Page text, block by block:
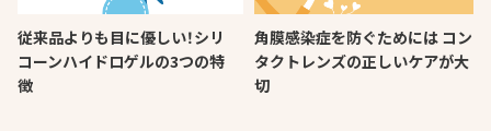
従来品よりも目に優しい！シリ
コーンハイドロゲルの3つの特
徴
角膜感染症を防ぐためには コン
タクトレンズの正しいケアが大
切